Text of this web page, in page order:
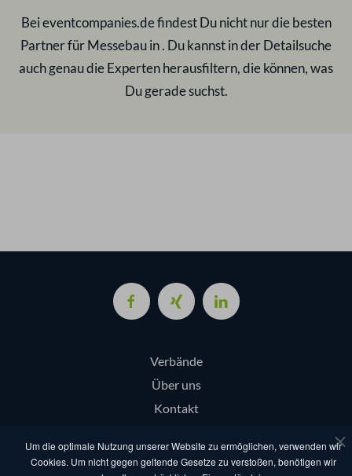
Bei eventcompanies.de findest Du nicht nur die besten
Partner für Messebau in. Du kannst in der Detailsuche
auch genau die Experten herausfiltern, die können, was
Du gerade suchst.
Verbände
Über uns
Kontakt
Um die optimale Nutzung unserer Website zu ermöglichen, verwenden wir
Cookies. Um nicht gegen geltende Gesetze zu verstoßen, benötigen wir